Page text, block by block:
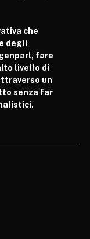
che
degli
fare
livello di
un
senza far